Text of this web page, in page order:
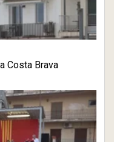
Costa Brava